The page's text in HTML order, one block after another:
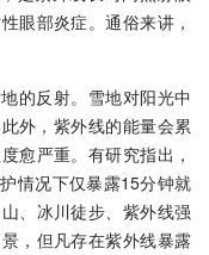
眼部炎症。通俗来讲，
的反射。雪地对阳光中
外，紫外线的能量会累
愈严重。有研究指出，
情况下仅暴露15分钟就
、冰川徒步、紫外线强
，但凡存在紫外线暴露